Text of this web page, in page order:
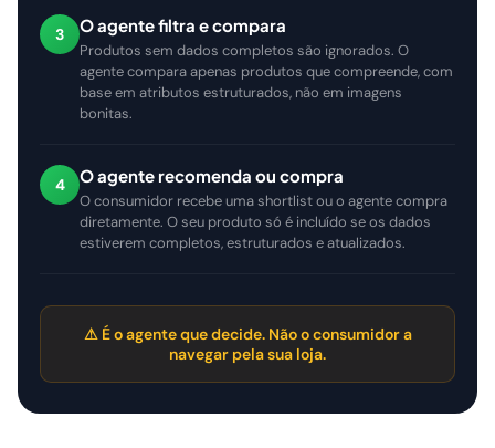
3 O agente filtra e compara
Produtos sem dados completos são ignorados. O
agente compara apenas produtos que compreende, com
base em atributos estruturados, não em imagens
bonitas.
4 O agente recomenda ou compra
O consumidor recebe uma shortlist ou o agente compra
diretamente. O seu produto só é incluído se os dados
estiverem completos, estruturados e atualizados.
⚠ É o agente que decide. Não o consumidor a
navegar pela sua loja.